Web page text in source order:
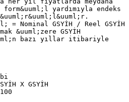
yardımıyla endeks
= Nominal GSYİH / Reel GSYİH
&uuml;zere GSYİH
bazı yıllar itibariyle
X GSYİH